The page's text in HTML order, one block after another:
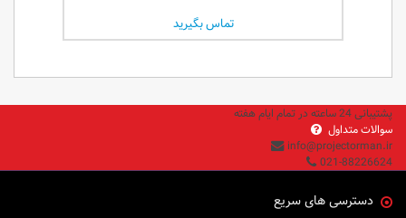
تماس بگیرید
پشتیبانی 24 ساعته در تمام ایام هفته
سوالات متداول
info@projectorman.ir
021-88226624
دسترسی های سریع